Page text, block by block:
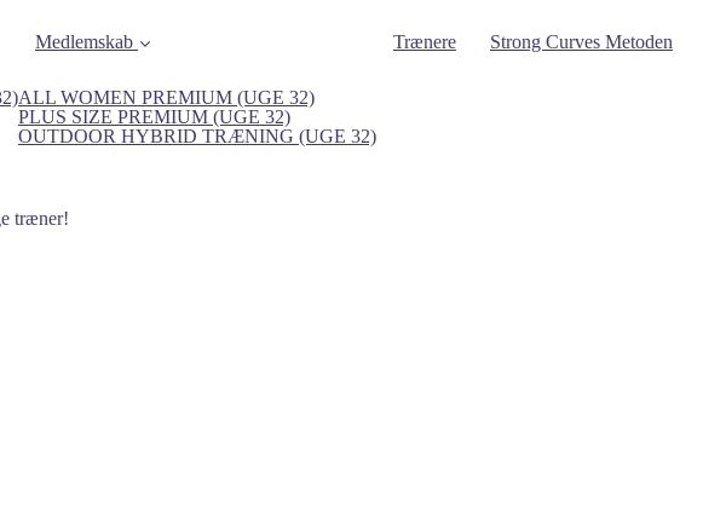
Medlemskab
ALL WOMEN PREMIUM (UGE 32)
PLUS SIZE PREMIUM (UGE 32)
OUTDOOR HYBRID TRÆNING (UGE 32)
Trænere Strong Curves Metoden
træner!